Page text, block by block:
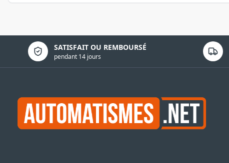
SATISFAIT OU REMBOURSÉ
pendant 14 jours
Politique de confidentialité